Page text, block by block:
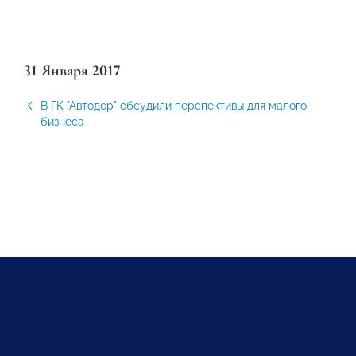
31 Января 2017
В ГК "Автодор" обсудили перспективы для малого
бизнеса